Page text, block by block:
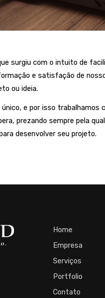
surgiu com o intuito de
e satisfação de
ou ideia.
e por isso trabalhamos
prezando sempre pela
desenvolver seu projeto.
Home
Empresa
Serviços
Portfolio
Contato